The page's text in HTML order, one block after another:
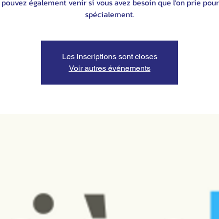
également venir si vous avez besoin que l'on prie
spécialement.
Les inscriptions sont closes
Voir autres événements